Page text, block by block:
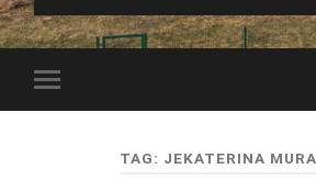
Toggle
mobile
TAG: JEKATERINA